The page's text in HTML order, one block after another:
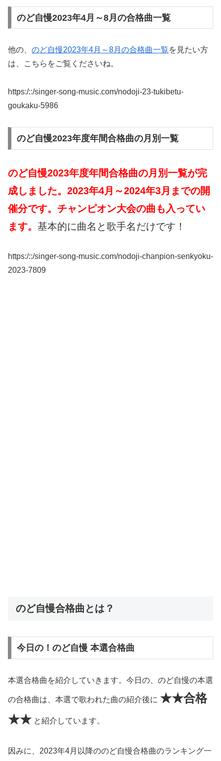
のど自慢2023年4月～8月の合格曲一覧
他の、 のど自慢2023年4月～8月の合格曲一覧を見たい方
は、こちらをご覧くださいね。
https:/::/singer-song-music.com/nodoji-23-tukibetu-
goukaku-5986
のど自慢2023年度年間合格曲の月別一覧
のど自慢2023年度年間合格曲の月別一覧が完
成しました。2023年4月～2024年3月までの開
催分です。チャンピオン大会の曲も入ってい
ます。 基本的に曲名と歌手名だけです！
https:/::/singer-song-music.com/nodoji-chanpion-senkyoku-
2023-7809
のど自慢合格曲とは？
今日の！のど自慢 本選合格曲
本選合格曲を紹介していきます。今日の、のど自慢の本選
の合格曲は、本選で歌われた曲の紹介後に ★★合格
★★と紹介しています。
因みに、2023年4月以降ののど自慢合格曲のランキング一